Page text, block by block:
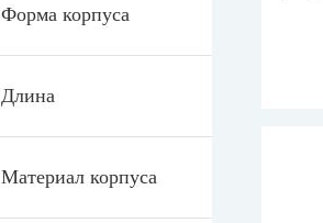
Форма корпуса
Длина
Материал корпуса